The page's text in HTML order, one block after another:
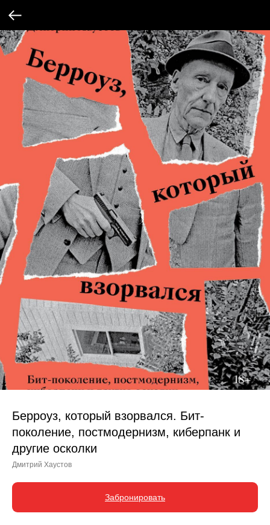
Берроуз, который взорвался. Бит-
поколение, постмодернизм, киберпанк и
другие осколки
Дмитрий Хаустов
Забронировать